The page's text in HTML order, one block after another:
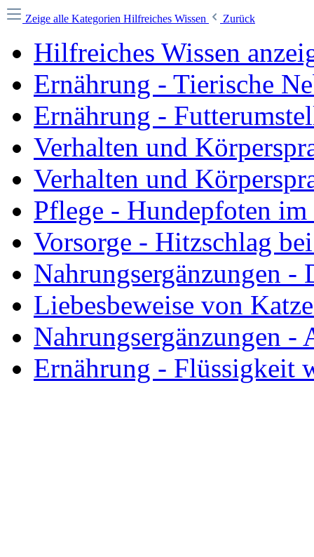
Zeige alle Kategorien Hilfreiches Wissen Zurück
Hilfreiches Wissen
Ernährung - Tierische
Ernährung -
Verhalten und
Verhalten und
Pflege - Hundepfoten im
Vorsorge - Hitzschlag
Nahrungsergänzungen -
Liebesbeweise von
Nahrungsergänzungen -
Ernährung - Flüssigkeit